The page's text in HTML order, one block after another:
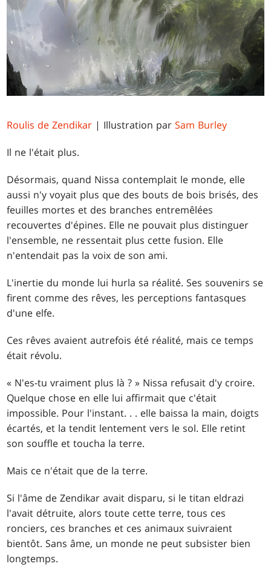
Roulis de Zendikar | Illustration parSam Burley
Il ne l'était plus.
Désormais, quand Nissa contemplait le monde, elle
aussi n'y voyait plus que des bouts de bois brisés, des
feuilles mortes et des branches entremêlées
recouvertes d'épines. Elle ne pouvait plus distinguer
l'ensemble, ne ressentait plus cette fusion. Elle
n'entendait pas la voix de son ami.
L'inertie du monde lui hurla sa réalité. Ses souvenirs se
firent comme des rêves, les perceptions fantasques
d'une elfe.
Ces rêves avaient autrefois été réalité, mais ce temps
était révolu.
« N'es-tu vraiment plus là ? » Nissa refusait d'y croire.
Quelque chose en elle lui affirmait que c'était
impossible. Pour l'instant. . . elle baissa la main, doigts
écartés, et la tendit lentement vers le sol. Elle retint
son souffle et toucha la terre.
Mais ce n'était que de la terre.
Si l'âme de Zendikar avait disparu, si le titan eldrazi
l'avait détruite, alors toute cette terre, tous ces
ronciers, ces branches et ces animaux suivraient
bientôt. Sans âme, un monde ne peut subsister bien
longtemps.